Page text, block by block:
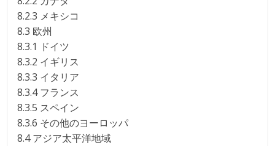
8.2.3 メキシコ
8.3 欧州
8.3.1 ドイツ
8.3.2 イギリス
8.3.3 イタリア
8.3.4 フランス
8.3.5 スペイン
8.3.6 その他のヨーロッパ
8.4 アジア太平洋地域